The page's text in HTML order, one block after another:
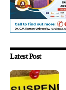
Latest Post